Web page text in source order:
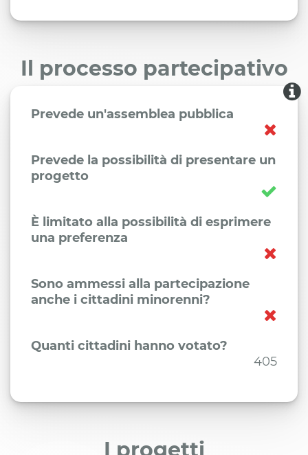
Il processo partecipativo
Prevede un'assemblea pubblica
Prevede la possibilità di presentare un
progetto
È limitato alla possibilità di esprimere
una preferenza
Sono ammessi alla partecipazione
anche i cittadini minorenni?
Quanti cittadini hanno votato?
405
I progetti